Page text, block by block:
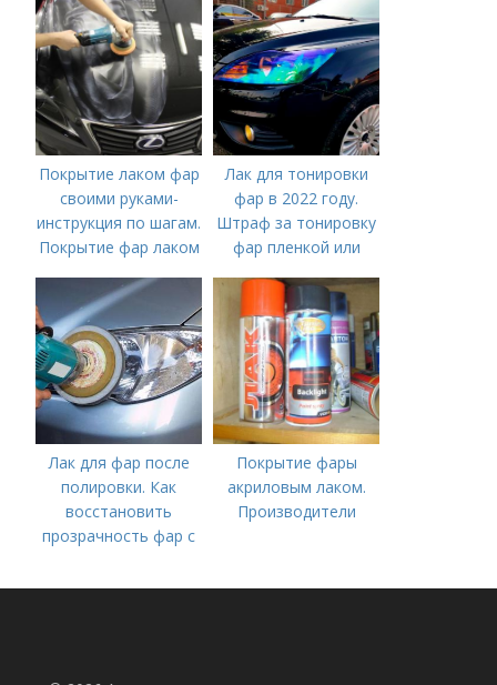
после полировки
Покрытие лаком фар
своими руками-
инструкция по шагам.
Покрытие фар лаком
Лак для тонировки
фар в 2022 году.
Штраф за тонировку
фар пленкой или
синим цветом
Лак для фар после
полировки. Как
восстановить
прозрачность фар с
Покрытие фары
акриловым лаком.
Производители